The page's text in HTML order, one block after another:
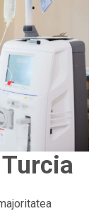
Turcia